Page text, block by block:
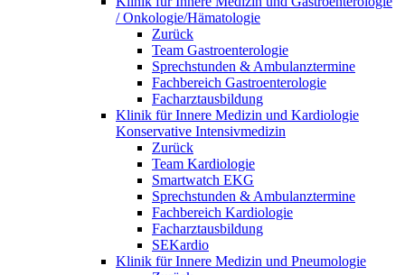
/ Onkologie/Hämatologie
Zurück
Team Gastroenterologie
Sprechstunden & Ambulanztermine
Fachbereich Gastroenterologie
Facharztausbildung
Klinik für Innere Medizin und Kardiologie
Konservative Intensivmedizin
Zurück
Team Kardiologie
Smartwatch EKG
Sprechstunden & Ambulanztermine
Fachbereich Kardiologie
Facharztausbildung
SEKardio
Klinik für Innere Medizin und Pneumologie